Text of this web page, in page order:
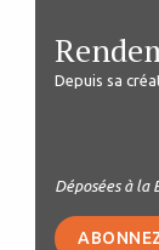
Depuis sa
Déposées à la